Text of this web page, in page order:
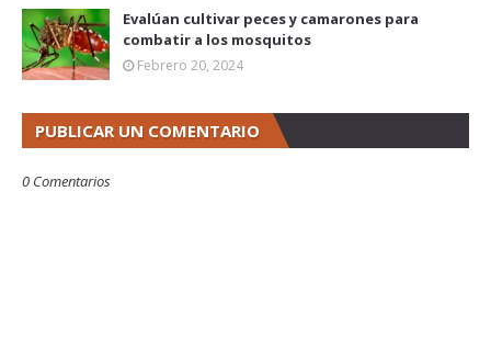
Evalúan cultivar peces y camarones para
combatir a los mosquitos
Febrero 20, 2024
PUBLICAR UN COMENTARIO
0 Comentarios